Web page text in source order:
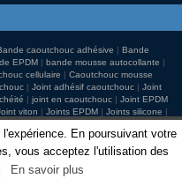
caoutchouc adhésive
Bande
EPDM
bande mousse autocollante
cellulaire
Caoutchouc mousse
Joint adhésif caoutchouc
Joint
joint en caoutchouc
Joint EPDM
viton Joints EPDM
Joints silicone
En poursuivant votre
vous acceptez l'utilisation des
En savoir plus